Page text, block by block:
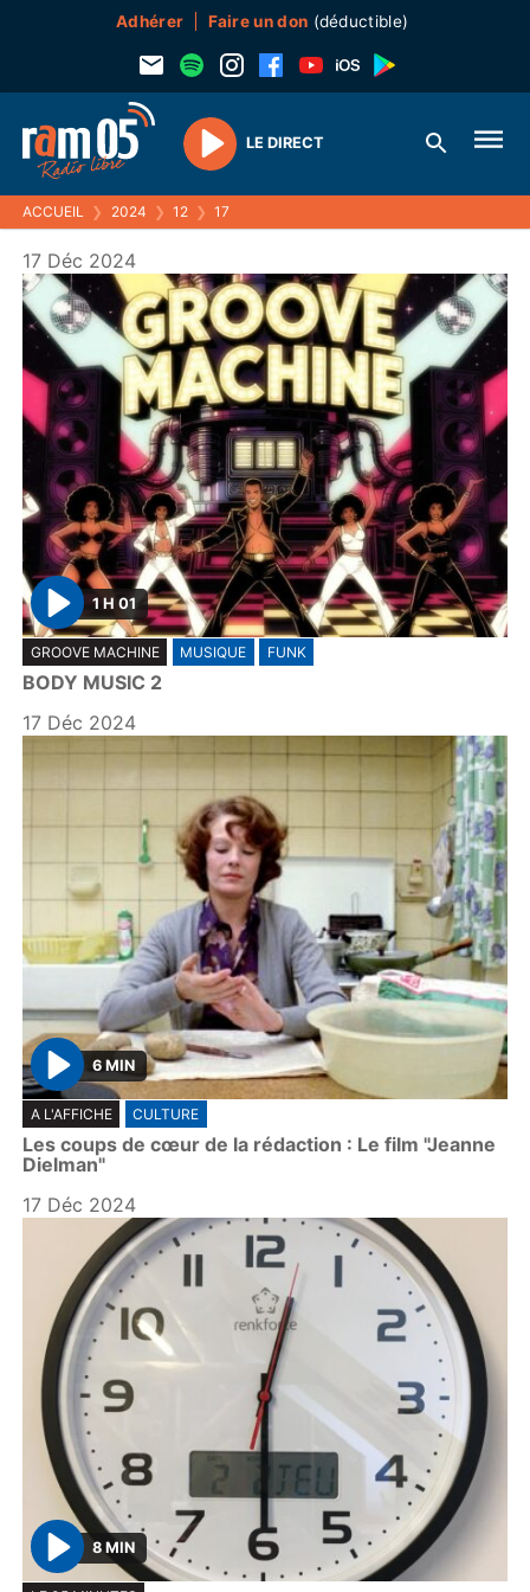
Adhérer Faire un don (déductible)
Play
LE DIRECT
ACCUEIL ❯ 2024 ❯ 12 ❯ 17
17 Déc 2024
P
l
a
y
1 H 01
GROOVE MACHINE MUSIQUE FUNK
BODY MUSIC 2
17 Déc 2024
P
l
a
y
6 MIN
A L'AFFICHE CULTURE
Les coups de cœur de la rédaction : Le film "Jeanne
Dielman"
17 Déc 2024
P
8 MIN